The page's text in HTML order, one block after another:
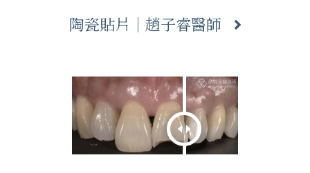
陶瓷貼片｜趙子睿醫師